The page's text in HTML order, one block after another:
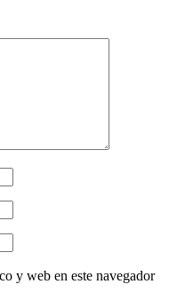
y web en este navegador